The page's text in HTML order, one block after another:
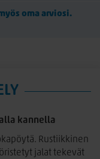
oma arviosi.
kannella
Rustiikkinen
jalat tekevät